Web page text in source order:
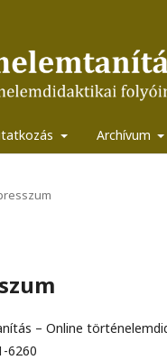
Archívum
– Online
6260